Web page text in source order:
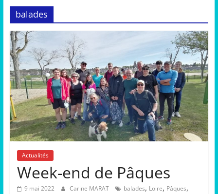
balades
Actualités
Week-end de Pâques
9 mai 2022 Carine MARAT balades, Loire, Pâques,